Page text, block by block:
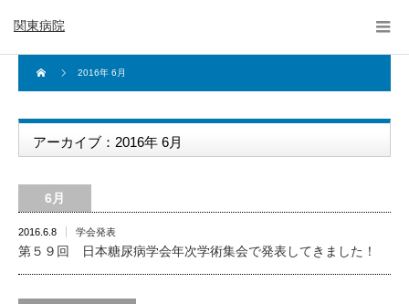
関東病院
2016年 6月
アーカイブ：2016年 6月
6月
2016.6.8 学会発表
第５９回 日本糖尿病学会年次学術集会で発表してきました！